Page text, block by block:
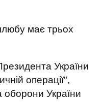
має трьох
України
операції",
оборони України